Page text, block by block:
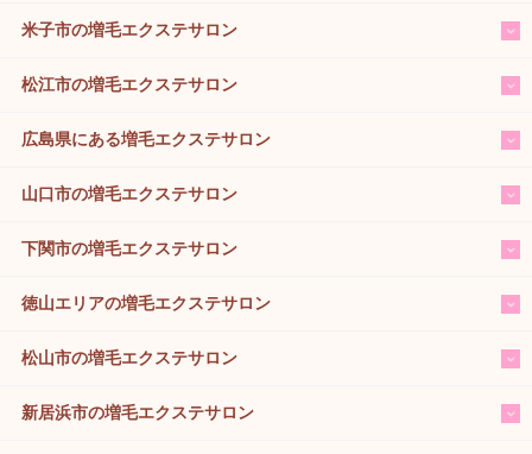
米子市の増毛エクステサロン
松江市の増毛エクステサロン
広島県にある増毛エクステサロン
山口市の増毛エクステサロン
下関市の増毛エクステサロン
徳山エリアの増毛エクステサロン
松山市の増毛エクステサロン
新居浜市の増毛エクステサロン